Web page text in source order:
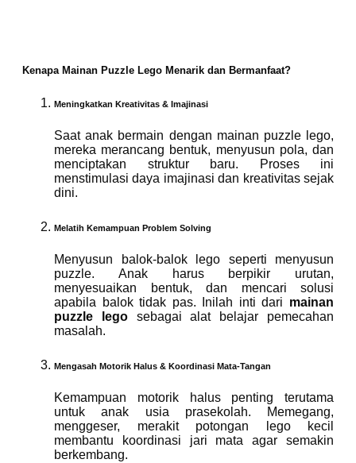
Kenapa Mainan Puzzle Lego Menarik dan Bermanfaat?
Meningkatkan Kreativitas & Imajinasi
Saat anak bermain dengan mainan puzzle lego,
mereka merancang bentuk, menyusun pola, dan
menciptakan struktur baru. Proses ini
menstimulasi daya imajinasi dan kreativitas sejak
dini.
Melatih Kemampuan Problem Solving
Menyusun balok-balok lego seperti menyusun
puzzle. Anak harus berpikir urutan,
menyesuaikan bentuk, dan mencari solusi
apabila balok tidak pas. Inilah inti dari mainan
puzzle legosebagai alat belajar pemecahan
masalah.
Mengasah Motorik Halus & Koordinasi Mata-Tangan
Kemampuan motorik halus penting terutama
untuk anak usia prasekolah. Memegang,
menggeser, merakit potongan lego kecil
membantu koordinasi jari mata agar semakin
berkembang.